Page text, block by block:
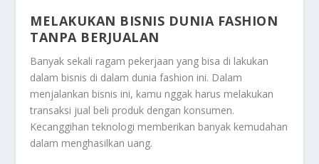
MELAKUKAN BISNIS DUNIA FASHION
TANPA BERJUALAN
Banyak sekali ragam pekerjaan yang bisa di lakukan
dalam bisnis di dalam dunia fashion ini. Dalam
menjalankan bisnis ini, kamu nggak harus melakukan
transaksi jual beli produk dengan konsumen.
Kecanggihan teknologi memberikan banyak kemudahan
dalam menghasilkan uang.